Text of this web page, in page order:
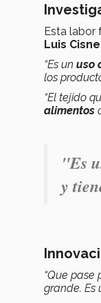
Esta labor
Luis
“Es un uso
los
“El tejido
alimentos
"Es
y
“Que
grande. Es